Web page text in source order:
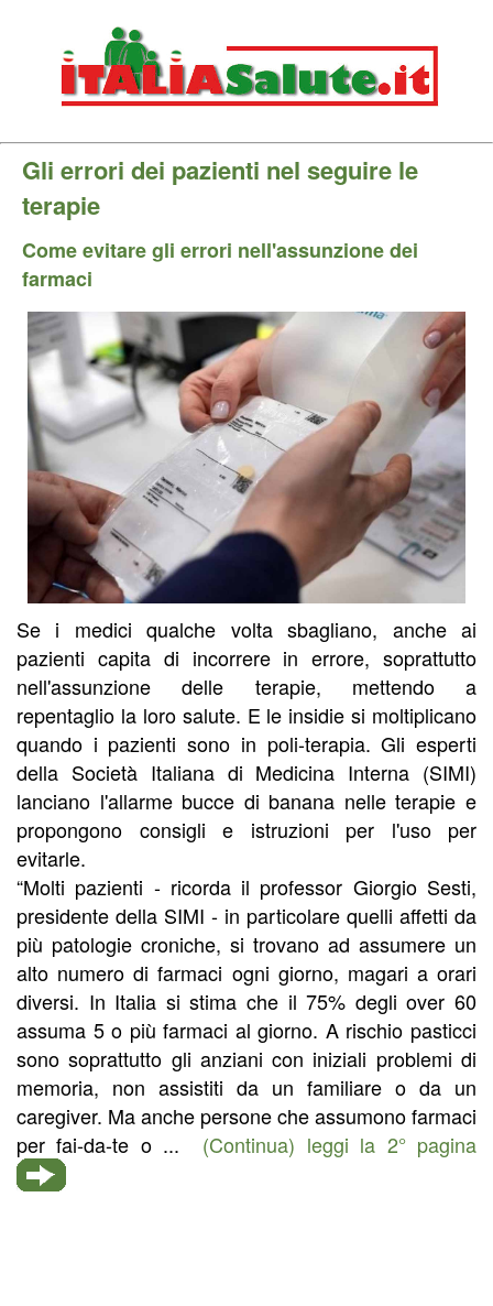
Gli errori dei pazienti nel seguire le
terapie
Come evitare gli errori nell'assunzione dei
farmaci
Se i medici qualche volta sbagliano, anche ai
pazienti capita di incorrere in errore, soprattutto
nell'assunzione delle terapie, mettendo a
repentaglio la loro salute. E le insidie si moltiplicano
quando i pazienti sono in poli-terapia. Gli esperti
della Società Italiana di Medicina Interna (SIMI)
lanciano l'allarme bucce di banana nelle terapie e
propongono consigli e istruzioni per l'uso per
evitarle.
“Molti pazienti - ricorda il professor Giorgio Sesti,
presidente della SIMI - in particolare quelli affetti da
più patologie croniche, si trovano ad assumere un
alto numero di farmaci ogni giorno, magari a orari
diversi. In Italia si stima che il 75% degli over 60
assuma 5 o più farmaci al giorno. A rischio pasticci
sono soprattutto gli anziani con iniziali problemi di
memoria, non assistiti da un familiare o da un
caregiver. Ma anche persone che assumono farmaci
per fai-da-te o ... (Continua) leggi la 2° pagina